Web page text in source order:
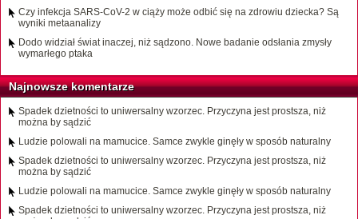
Czy infekcja SARS-CoV-2 w ciąży może odbić się na zdrowiu dziecka? Są
wyniki metaanalizy
Dodo widział świat inaczej, niż sądzono. Nowe badanie odsłania zmysły
wymarłego ptaka
Najnowsze komentarze
Spadek dzietności to uniwersalny wzorzec. Przyczyna jest prostsza, niż
można by sądzić
Ludzie polowali na mamucice. Samce zwykle ginęły w sposób naturalny
Spadek dzietności to uniwersalny wzorzec. Przyczyna jest prostsza, niż
można by sądzić
Ludzie polowali na mamucice. Samce zwykle ginęły w sposób naturalny
Spadek dzietności to uniwersalny wzorzec. Przyczyna jest prostsza, niż